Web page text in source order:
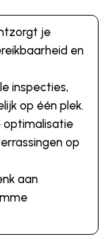
je
en
inspecties,
op één plek.
optimalisatie
op
aan